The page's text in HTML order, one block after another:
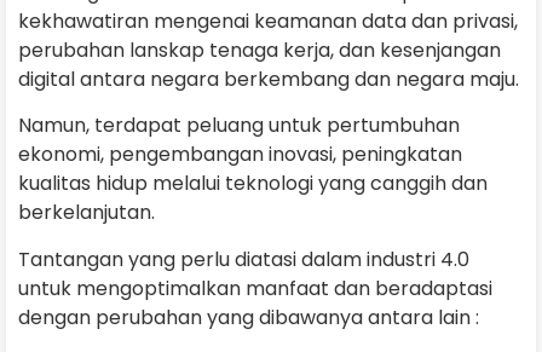
kekhawatiran mengenai keamanan data dan privasi,
perubahan lanskap tenaga kerja, dan kesenjangan
digital antara negara berkembang dan negara maju.
Namun, terdapat peluang untuk pertumbuhan
ekonomi, pengembangan inovasi, peningkatan
kualitas hidup melalui teknologi yang canggih dan
berkelanjutan.
Tantangan yang perlu diatasi dalam industri 4.0
untuk mengoptimalkan manfaat dan beradaptasi
dengan perubahan yang dibawanya antara lain :